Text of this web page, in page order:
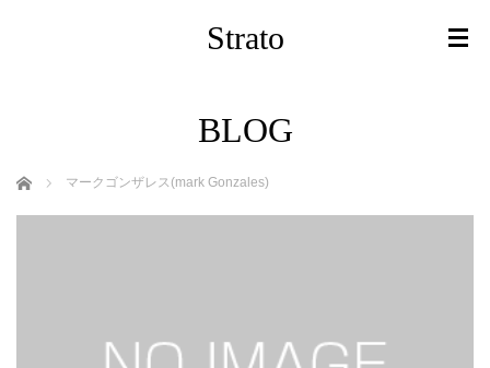
Strato
BLOG
ホーム マークゴンザレス(mark Gonzales)